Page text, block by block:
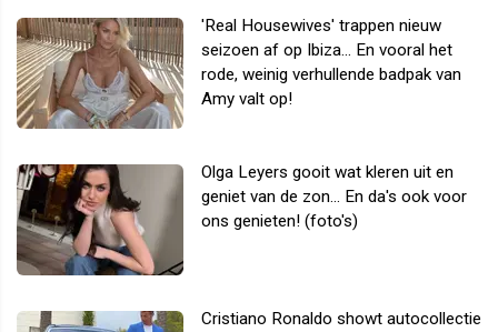
'Real Housewives' trappen nieuw
seizoen af op Ibiza... En vooral het
rode, weinig verhullende badpak van
Amy valt op!
Olga Leyers gooit wat kleren uit en
geniet van de zon... En da's ook voor
ons genieten! (foto's)
Cristiano Ronaldo showt autocollectie